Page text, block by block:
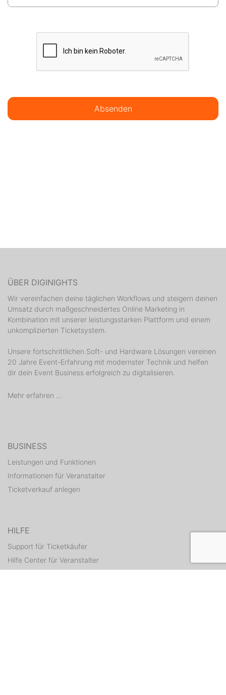
Absenden
ÜBER DIGINIGHTS
Wir vereinfachen deine täglichen Workflows und steigern deinen
Umsatz durch maßgeschneidertes Online Marketing in
Kombination mit unserer leistungsstarken Plattform und einem
unkomplizierten Ticketsystem.
Unsere fortschrittlichen Soft- und Hardware Lösungen vereinen
20 Jahre Event-Erfahrung mit modernster Technik und helfen
dir dein Event Business erfolgreich zu digitalisieren.
Mehr erfahren ...
BUSINESS
Leistungen und Funktionen
Informationen für Veranstalter
Ticketverkauf anlegen
HILFE
Support für Ticketkäufer
Hilfe Center für Veranstalter